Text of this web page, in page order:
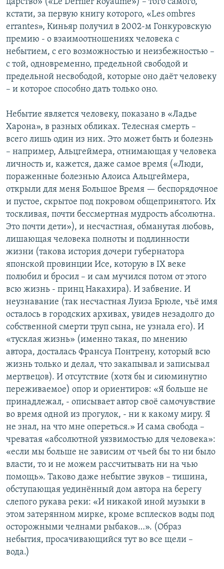
царство» («Le Dernier Royaume») – того самого,
кстати, за первую книгу которого, «Les ombres
errantes», Киньяр получил в 2002-м Гонкуровскую
премию - о взаимоотношениях человека с
небытием, с его возможностью и неизбежностью –
с той, одновременно, предельной свободой и
предельной несвободой, которые оно даёт человеку
– и которое способно дать только оно.
Небытие является человеку, показано в «Ладье
Харона», в разных обликах. Телесная смерть –
всего лишь один из них. Это может быть и болезнь
– например, Альцгеймера, отнимающая у человека
личность и, кажется, даже самое время («Люди,
пораженные болезнью Алоиса Альцгеймера,
открыли для меня Большое Время — беспорядочное
и пустое, скрытое под покровом общепринятого. Их
тоскливая, почти бессмертная мудрость абсолютна.
Это почти дети»), и несчастная, обманутая любовь,
лишающая человека полноты и подлинности
жизни (такова история дочери губернатора
японской провинции Исе, которую в IX веке
полюбил и бросил – и сам мучился потом от этого
всю жизнь - принц Накахира). И забвение. И
неузнавание (так несчастная Луиза Брюле, чьё имя
осталось в городских архивах, увидев незадолго до
собственной смерти труп сына, не узнала его). И
«тусклая жизнь» (именно такая, по мнению
автора, досталась Франсуа Понтрену, который всю
жизнь только и делал, что закапывал и записывал
мертвецов). И отсутствие (хотя бы и сиюминутно
переживаемое) опор и ориентиров: «Я больше не
принадлежал, - описывает автор своё самочувствие
во время одной из прогулок, - ни к какому миру. Я
не знал, на что мне опереться.» И сама свобода –
чреватая «абсолютной уязвимостью для человека»:
«если мы больше не зависим от чьей бы то ни было
власти, то и не можем рассчитывать ни на чью
помощь». Таково даже небытие звуков – тишина,
обступающая уединённый дом автора на берегу
слепого рукава реки: «И никакой иной музыки в
этом затерянном мирке, кроме всплесков воды под
осторожными челнами рыбаков…». (Образ
небытия, просачивающийся тут во все щели –
вода.)